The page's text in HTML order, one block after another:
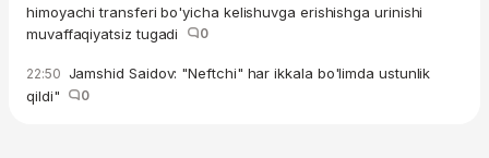
himoyachi transferi bo'yicha kelishuvga erishishga urinishi
muvaffaqiyatsiz tugadi
0
22:50 Jamshid Saidov: "Neftchi" har ikkala bo'limda ustunlik
qildi"
0